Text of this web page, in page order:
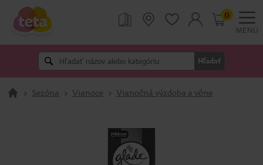
MENU
Hľadať
0
> Sezóna > Vianoce > Vianočná výzdoba a vône